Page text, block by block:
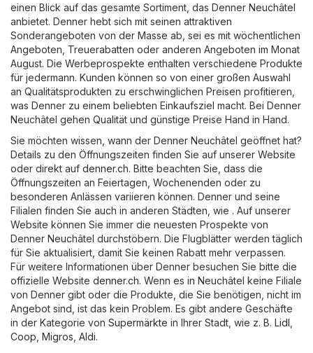
einen Blick auf das gesamte Sortiment, das Denner Neuchâtel
anbietet. Denner hebt sich mit seinen attraktiven
Sonderangeboten von der Masse ab, sei es mit wöchentlichen
Angeboten, Treuerabatten oder anderen Angeboten im Monat
August. Die Werbeprospekte enthalten verschiedene Produkte
für jedermann. Kunden können so von einer großen Auswahl
an Qualitätsprodukten zu erschwinglichen Preisen profitieren,
was Denner zu einem beliebten Einkaufsziel macht. Bei Denner
Neuchâtel gehen Qualität und günstige Preise Hand in Hand.
Sie möchten wissen, wann der Denner Neuchâtel geöffnet hat?
Details zu den Öffnungszeiten finden Sie auf unserer Website
oder direkt auf denner.ch. Bitte beachten Sie, dass die
Öffnungszeiten an Feiertagen, Wochenenden oder zu
besonderen Anlässen variieren können. Denner und seine
Filialen finden Sie auch in anderen Städten, wie . Auf unserer
Website können Sie immer die neuesten Prospekte von
Denner Neuchâtel durchstöbern. Die Flugblätter werden täglich
für Sie aktualisiert, damit Sie keinen Rabatt mehr verpassen.
Für weitere Informationen über Denner besuchen Sie bitte die
offizielle Website denner.ch. Wenn es in Neuchâtel keine Filiale
von Denner gibt oder die Produkte, die Sie benötigen, nicht im
Angebot sind, ist das kein Problem. Es gibt andere Geschäfte
in der Kategorie von Supermärkte in Ihrer Stadt, wie z. B. Lidl
Coop Migros Aldi.